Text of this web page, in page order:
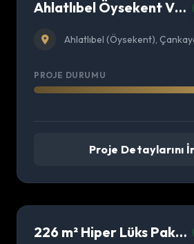
Ahlatlıbel Öysekent Villa Projesi
Ahlatlıbel (Öysekent),
PROJE DURUMU
Proje Detaylarını
226 m² Hiper Lüks Paket Villa Projesi